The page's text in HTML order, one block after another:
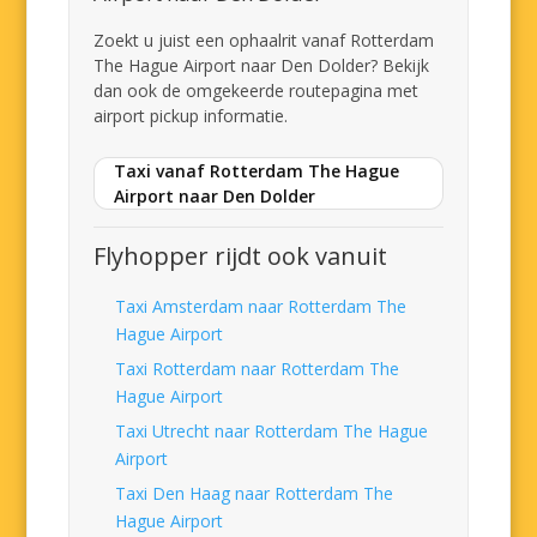
Zoekt u juist een ophaalrit vanaf Rotterdam
The Hague Airport naar Den Dolder? Bekijk
dan ook de omgekeerde routepagina met
airport pickup informatie.
Taxi vanaf Rotterdam The Hague
Airport naar Den Dolder
Flyhopper rijdt ook vanuit
Taxi Amsterdam naar Rotterdam The
Hague Airport
Taxi Rotterdam naar Rotterdam The
Hague Airport
Taxi Utrecht naar Rotterdam The Hague
Airport
Taxi Den Haag naar Rotterdam The
Hague Airport